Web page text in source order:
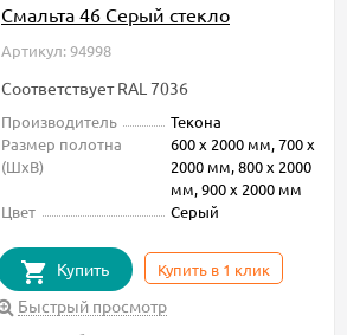
Смальта 46 Серый стекло
Артикул: 94998
Соответствует RAL 7036
Производитель
Текона
Размер полотна
(ШxВ)
600 х 2000 мм, 700 х
2000 мм, 800 х 2000
мм, 900 х 2000 мм
Цвет
Серый
Купить Купить в 1 клик
Быстрый просмотр